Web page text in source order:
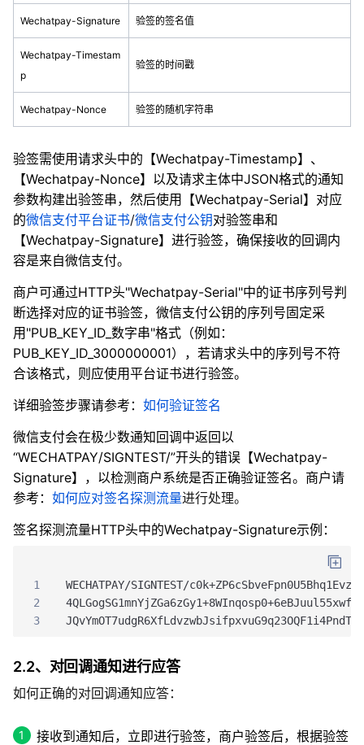
Wechatpay-Signature 验签的签名值
Wechatpay-Timestam
p
验签的时间戳
Wechatpay-Nonce 验签的随机字符串
验签需使用请求头中的【Wechatpay-Timestamp】、
【Wechatpay-Nonce】以及请求主体中JSON格式的通知
参数构建出验签串，然后使用【Wechatpay-Serial】对应
的微信支付平台证书/微信支付公钥对验签串和
【Wechatpay-Signature】进行验签，确保接收的回调内
容是来自微信支付。
商户可通过HTTP头"Wechatpay-Serial"中的证书序列号判
断选择对应的证书验签，微信支付公钥的序列号固定采
用"PUB_KEY_ID_数字串"格式（例如：
PUB_KEY_ID_3000000001），若请求头中的序列号不符
合该格式，则应使用平台证书进行验签。
详细验签步骤请参考： 如何验证签名
微信支付会在极少数通知回调中返回以
“WECHATPAY/SIGNTEST/”开头的错误【Wechatpay-
Signature】，以检测商户系统是否正确验证签名。商户请
参考： 如何应对签名探测流量进行处理。
签名探测流量HTTP头中的Wechatpay-Signature示例：
1
WECHATPAY/SIGNTEST/
2
3
2.2、对回调通知进行应答
如何正确的对回调通知应答：
接收到通知后，立即进行验签，商户验签后，根据验签